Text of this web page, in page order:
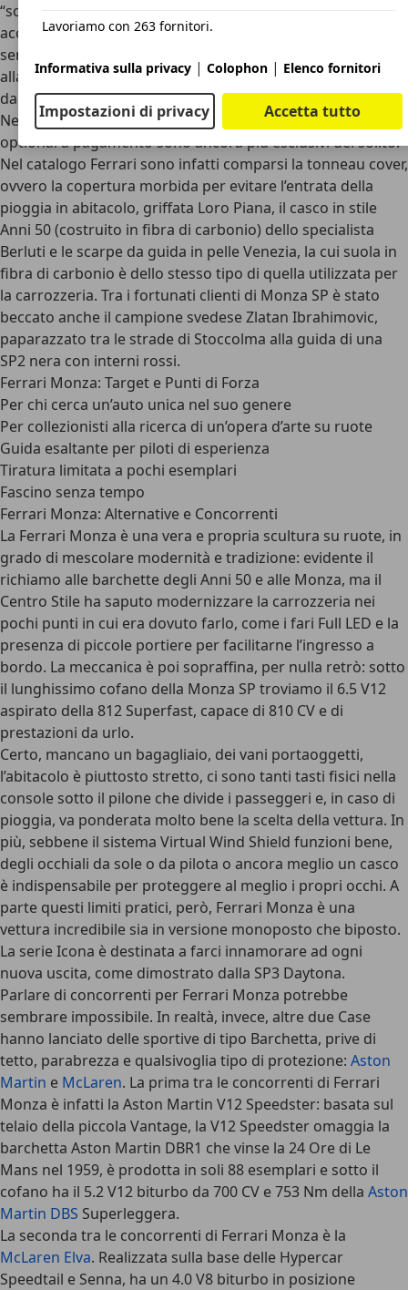
“solo” a 1,6 milioni di euro. La cifra da pagare, come spesso
accade per le Rosse, è destinata però a lievitare
sensibilmente, perché il cliente difficilmente resiste davanti
alla possibilità di personalizzare la sua vettura e
dall’acquistare accessori di lusso.
Nel caso delle particolarissime berlinette Monza, poi, gli
optional a pagamento sono ancora più esclusivi del solito.
Nel catalogo Ferrari sono infatti comparsi la tonneau cover,
ovvero la copertura morbida per evitare l’entrata della
pioggia in abitacolo, griffata Loro Piana, il casco in stile
Anni 50 (costruito in fibra di carbonio) dello specialista
Berluti e le scarpe da guida in pelle Venezia, la cui suola in
fibra di carbonio è dello stesso tipo di quella utilizzata per
la carrozzeria. Tra i fortunati clienti di Monza SP è stato
beccato anche il campione svedese Zlatan Ibrahimovic,
paparazzato tra le strade di Stoccolma alla guida di una
SP2 nera con interni rossi.
Ferrari Monza: Target e Punti di Forza
Per chi cerca un’auto unica nel suo genere
Per collezionisti alla ricerca di un’opera d’arte su ruote
Guida esaltante per piloti di esperienza
Tiratura limitata a pochi esemplari
Fascino senza tempo
Ferrari Monza: Alternative e Concorrenti
La Ferrari Monza è una vera e propria scultura su ruote, in
grado di mescolare modernità e tradizione: evidente il
richiamo alle barchette degli Anni 50 e alle Monza, ma il
Centro Stile ha saputo modernizzare la carrozzeria nei
pochi punti in cui era dovuto farlo, come i fari Full LED e la
presenza di piccole portiere per facilitarne l’ingresso a
bordo. La meccanica è poi sopraffina, per nulla retrò: sotto
il lunghissimo cofano della Monza SP troviamo il 6.5 V12
aspirato della 812 Superfast, capace di 810 CV e di
prestazioni da urlo.
Certo, mancano un bagagliaio, dei vani portaoggetti,
l’abitacolo è piuttosto stretto, ci sono tanti tasti fisici nella
console sotto il pilone che divide i passeggeri e, in caso di
pioggia, va ponderata molto bene la scelta della vettura. In
più, sebbene il sistema Virtual Wind Shield funzioni bene,
degli occhiali da sole o da pilota o ancora meglio un casco
è indispensabile per proteggere al meglio i propri occhi. A
parte questi limiti pratici, però, Ferrari Monza è una
vettura incredibile sia in versione monoposto che biposto.
La serie Icona è destinata a farci innamorare ad ogni
nuova uscita, come dimostrato dalla SP3 Daytona.
Parlare di concorrenti per Ferrari Monza potrebbe
sembrare impossibile. In realtà, invece, altre due Case
hanno lanciato delle sportive di tipo Barchetta, prive di
tetto, parabrezza e qualsivoglia tipo di protezione: Aston
Martin e McLaren. La prima tra le concorrenti di Ferrari
Monza è infatti la Aston Martin V12 Speedster: basata sul
telaio della piccola Vantage, la V12 Speedster omaggia la
barchetta Aston Martin DBR1 che vinse la 24 Ore di Le
Mans nel 1959, è prodotta in soli 88 esemplari e sotto il
cofano ha il 5.2 V12 biturbo da 700 CV e 753 Nm della Aston
Martin DBS Superleggera.
La seconda tra le concorrenti di Ferrari Monza è la
McLaren Elva. Realizzata sulla base delle Hypercar
Speedtail e Senna, ha un 4.0 V8 biturbo in posizione
Lavoriamo con 263 fornitori.
Informativa sulla privacy | Colophon | Elenco fornitori
Impostazioni di privacy Accetta tutto